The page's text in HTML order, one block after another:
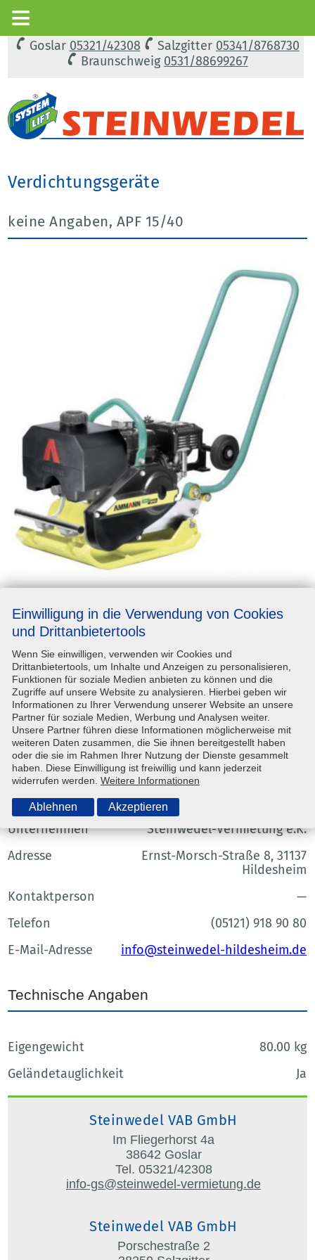
Goslar 05321/42308 Salzgitter 05341/8768730
Braunschweig 0531/88699267
Verdichtungsgeräte
keine Angaben, APF 15/40
Basisinformationen
Hersteller
keine Angaben
Modellbezeichnung
APF 15/40
Anfragen
Ansprechpartner
Unternehmen
Steinwedel-Vermietung e.K.
Adresse
Ernst-Morsch-Straße 8, 31137
Hildesheim
Kontaktperson
—
Telefon
(05121) 918 90 80
E-Mail-Adresse
info@steinwedel-hildesheim.de
Technische Angaben
Eigengewicht
80.00 kg
Geländetauglichkeit
Ja
Steinwedel VAB GmbH
Im Fliegerhorst 4a
38642 Goslar
Tel. 05321/42308
info-gs@steinwedel-vermietung.de
Steinwedel VAB GmbH
Porschestraße 2
Einwilligung in die Verwendung von Cookies
und Drittanbietertools
Wenn Sie einwilligen, verwenden wir Cookies und
Drittanbietertools, um Inhalte und Anzeigen zu personalisieren,
Funktionen für soziale Medien anbieten zu können und die
Zugriffe auf unsere Website zu analysieren. Hierbei geben wir
Informationen zu Ihrer Verwendung unserer Website an unsere
Partner für soziale Medien, Werbung und Analysen weiter.
Unsere Partner führen diese Informationen möglicherweise mit
weiteren Daten zusammen, die Sie ihnen bereitgestellt haben
oder die sie im Rahmen Ihrer Nutzung der Dienste gesammelt
haben. Diese Einwilligung ist freiwillig und kann jederzeit
widerrufen werden. Weitere Informationen
Ablehnen Akzeptieren